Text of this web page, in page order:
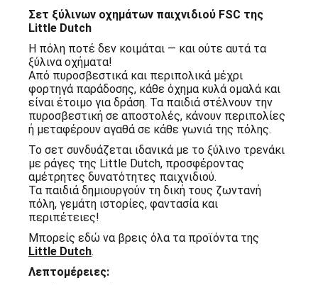
FSC
Little
Dutch
ποσότητα
Σετ ξύλινων οχημάτων παιχνιδιού FSC της
Little Dutch
Η πόλη ποτέ δεν κοιμάται — και ούτε αυτά τα
ξύλινα οχήματα!
Από πυροσβεστικά και περιπολικά μέχρι
φορτηγά παράδοσης, κάθε όχημα κυλά ομαλά και
είναι έτοιμο για δράση. Τα παιδιά στέλνουν την
πυροσβεστική σε αποστολές, κάνουν περιπολίες
ή μεταφέρουν αγαθά σε κάθε γωνιά της πόλης.
Το σετ συνδυάζεται ιδανικά με το ξύλινο τρενάκι
με ράγες της Little Dutch, προσφέροντας
αμέτρητες δυνατότητες παιχνιδιού.
Τα παιδιά δημιουργούν τη δική τους ζωντανή
πόλη, γεμάτη ιστορίες, φαντασία και
περιπέτειες!
Μπορείς εδώ να βρεις όλα τα προϊόντα της
Little Dutch.
Λεπτομέρειες: